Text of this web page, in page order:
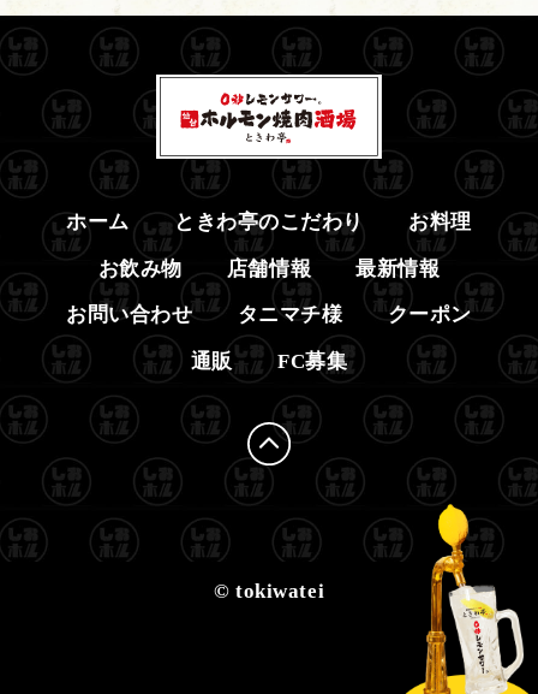
ホーム ときわ亭のこだわり お料理
お飲み物 店舗情報 最新情報
お問い合わせ タニマチ様 クーポン
通販 FC募集
© tokiwatei